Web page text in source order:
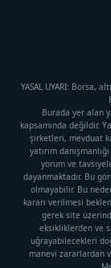
YASAL UYARI: Borsa,
Burada yer alan
kapsamında değildir.
şirketleri, mevduat
yatırım
yorum ve
dayanmaktadır. Bu
olmayabilir. Bu
kararı verilmesi
gerek site
eksikliklerden ve
uğrayabilecekleri
manevi zararlardan